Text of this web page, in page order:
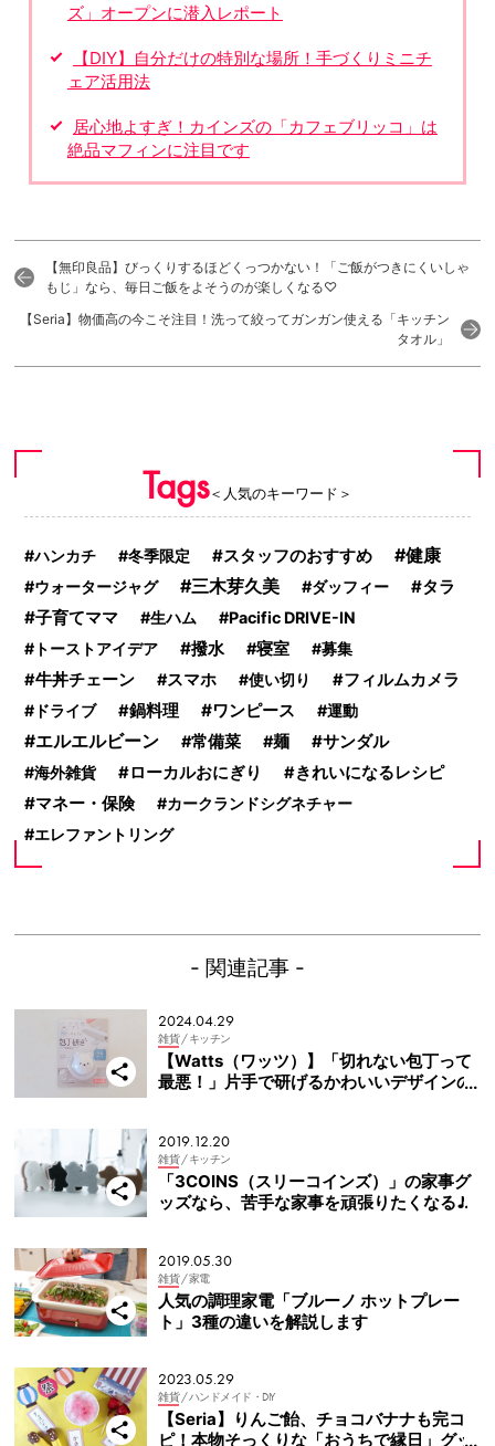
ズ」オープンに潜入レポート
【DIY】自分だけの特別な場所！手づくりミニチ
ェア活用法
居心地よすぎ！カインズの「カフェブリッコ」は
絶品マフィンに注目です
【無印良品】びっくりするほどくっつかない！「ご飯がつきにくいしゃ
もじ」なら、毎日ご飯をよそうのが楽しくなる♡
【Seria】物価高の今こそ注目！洗って絞ってガンガン使える「キッチン
タオル」
Tags＜人気のキーワード＞
ハンカチ 冬季限定 スタッフのおすすめ 健康
ウォータージャグ 三木芽久美 ダッフィー
タラ
子育てママ
生ハム
Pacific DRIVE-IN
トーストアイデア
撥水 寝室 募集
牛丼チェーン スマホ 使い切り フィルムカメラ
ドライブ 鍋料理 ワンピース 運動
エルエルビーン 常備菜 麺 サンダル
海外雑貨 ローカルおにぎり きれいになるレシピ
マネー・保険
カークランドシグネチャー
エレファントリング
- 関連記事 -
2024.04.29
雑貨 / キッチン
【Watts（ワッツ）】「切れない包丁って
最悪！」片手で研げるかわいいデザインの
2019.12.20
雑貨 / キッチン
「3COINS（スリーコインズ）」の家事グ
ッズなら、苦手な家事を頑張りたくなる♪
2019.05.30
雑貨 / 家電
人気の調理家電「ブルーノ ホットプレー
ト」3種の違いを解説します
2023.05.29
雑貨 / ハンドメイド・DIY
【Seria】りんご飴、チョコバナナも完コ
ピ！本物そっくりな「おうちで縁日」グッ